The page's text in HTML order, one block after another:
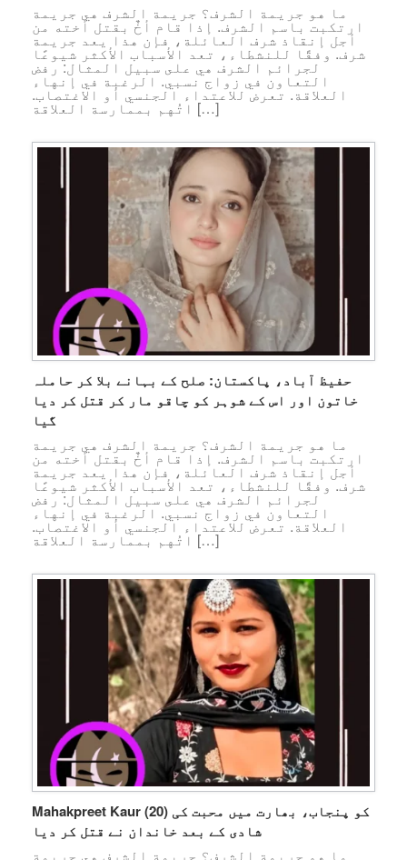
ما هو جريمة الشرف؟ جريمة الشرف هي جريمة
ارتكبت باسم الشرف. إذا قام أخٌ بقتل أخته من
أجل إنقاذ شرف العائلة، فإن هذا يعد جريمة
شرف. وفقًا للنشطاء، تعد الأسباب الأكثر شيوعًا
لجرائم الشرف هي على سبيل المثال: رفض
التعاون في زواج نسبي. الرغبة في إنهاء
العلاقة. تعرض للاعتداء الجنسي أو الاغتصاب.
اتُهم بممارسة العلاقة […]
حفیظ آباد، پاکستان: صلح کے بہانے بلا کر حاملہ
خاتون اور اس کے شوہر کو چاقو مار کر قتل کر دیا
گیا
ما هو جريمة الشرف؟ جريمة الشرف هي جريمة
ارتكبت باسم الشرف. إذا قام أخٌ بقتل أخته من
أجل إنقاذ شرف العائلة، فإن هذا يعد جريمة
شرف. وفقًا للنشطاء، تعد الأسباب الأكثر شيوعًا
لجرائم الشرف هي على سبيل المثال: رفض
التعاون في زواج نسبي. الرغبة في إنهاء
العلاقة. تعرض للاعتداء الجنسي أو الاغتصاب.
اتُهم بممارسة العلاقة […]
Mahakpreet Kaur (20) کو پنجاب، بھارت میں محبت کی
شادی کے بعد خاندان نے قتل کر دیا
ما هو جريمة الشرف؟ جريمة الشرف هي جريمة